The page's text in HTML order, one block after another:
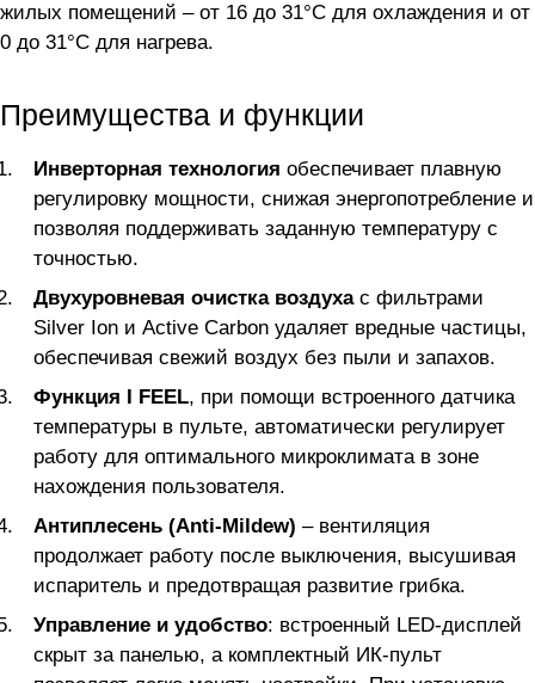
жилых помещений – от 16 до 31°C для охлаждения и от
0 до 31°C для нагрева.
Преимущества и функции
Инверторная технология обеспечивает плавную
регулировку мощности, снижая энергопотребление и
позволяя поддерживать заданную температуру с
точностью.
Двухуровневая очистка воздухас фильтрами
Silver Ion и Active Carbon удаляет вредные частицы,
обеспечивая свежий воздух без пыли и запахов.
Функция I FEEL, при помощи встроенного датчика
температуры в пульте, автоматически регулирует
работу для оптимального микроклимата в зоне
нахождения пользователя.
Антиплесень (Anti-Mildew) – вентиляция
продолжает работу после выключения, высушивая
испаритель и предотвращая развитие грибка.
Управление и удобство: встроенный LED-дисплей
скрыт за панелью, а комплектный ИК-пульт